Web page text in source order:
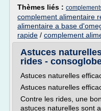
Thèmes liés :
complement alimentaire
alimentaire a base
rapide / complement
Astuces
rides -
Astuces naturelles
Astuces naturelles
Contre les rides, une
astuces naturelles sont